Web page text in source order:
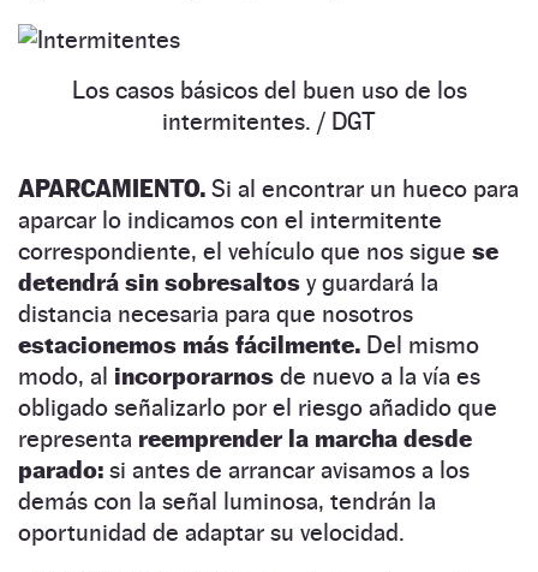
Los casos básicos del buen uso de los
intermitentes. / DGT
APARCAMIENTO. Si al encontrar un hueco para
aparcar lo indicamos con el intermitente
correspondiente, el vehículo que nos sigue se
detendrá sin sobresaltos y guardará la
distancia necesaria para que nosotros
estacionemos más fácilmente. Del mismo
modo, al incorporarnos de nuevo a la vía es
obligado señalizarlo por el riesgo añadido que
representa reemprender la marcha desde
parado: si antes de arrancar avisamos a los
demás con la señal luminosa, tendrán la
oportunidad de adaptar su velocidad.